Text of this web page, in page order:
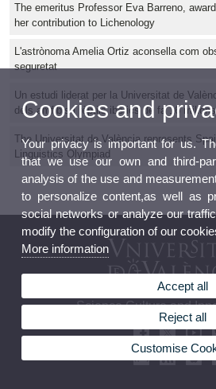
The emeritus Professor Eva Barreno,
her contribution to Lichenology
L'astrònoma Amelia Ortiz aconsella com
seguretat
Un estudi liderat per la Universitat de
dels amfibis i rèptils ibèrics de fa 16 milions
The Universitat de València represents
Linguistics Olympiad
Science Culture and
Cookies and
Your privacy is important for us.
that we use our own and third-
analysis of the use and
to personalize content,as well as
social networks or analyze our
modify the configuration of our
More information
Accept all
Reject all
Customise